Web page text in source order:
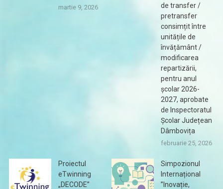
martie 9, 2026
de transfer /
pretransfer
consimțit între
unitățile de
învățământ /
modificarea
repartizării,
pentru anul
școlar 2026-
2027, aprobate
de Inspectoratul
Școlar Județean
Dâmbovița
februarie 25, 2026
Proiectul
eTwinning
„DECODE”
Simpozionul
Internațional
”Inovație,